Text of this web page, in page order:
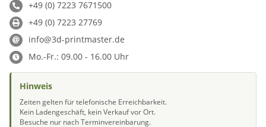
+49 (0) 7223 7671500
+49 (0) 7223 27769
info@3d-printmaster.de
Mo.-Fr.: 09.00 - 16.00 Uhr
Hinweis
Zeiten gelten für telefonische Erreichbarkeit.
Kein Ladengeschäft, kein Verkauf vor Ort.
Besuche nur nach Terminvereinbarung.